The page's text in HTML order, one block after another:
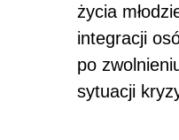
życia
integracji
po
sytuacji